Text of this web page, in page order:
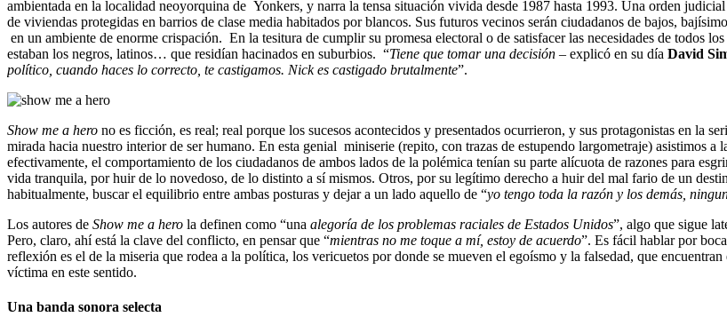
ambientada en la localidad neoyorquina de Yonkers, y narra la tensa situación vivida desde 1987 hasta 1993. Una orden
de viviendas protegidas en barrios de clase media habitados por blancos. Sus futuros vecinos serán ciudadanos de bajos,
en un ambiente de enorme crispación. En la tesitura de cumplir su promesa electoral o de satisfacer las necesidades de todos
estaban los negros, latinos… que residían hacinados en suburbios. “Tiene que tomar una decisión – explicó en su día David
político, cuando haces lo correcto, te castigamos. Nick es castigado brutalmente”.
Show me a hero no es ficción, es real; real porque los sucesos acontecidos y presentados ocurrieron, y sus protagonistas en la
mirada hacia nuestro interior de ser humano. En esta genial miniserie (repito, con trazas de estupendo largometraje) asistimos
efectivamente, el comportamiento de los ciudadanos de ambos lados de la polémica tenían su parte alícuota de razones para
vida tranquila, por huir de lo novedoso, de lo distinto a sí mismos. Otros, por su legítimo derecho a huir del mal fario de un
habitualmente, buscar el equilibrio entre ambas posturas y dejar a un lado aquello de “yo tengo toda la razón y los demás,
Los autores de Show me a hero la definen como “una alegoría de los problemas raciales de Estados Unidos”, algo que sigue
Pero, claro, ahí está la clave del conflicto, en pensar que “mientras no me toque a mí, estoy de acuerdo”. Es fácil hablar por
reflexión es el de la miseria que rodea a la política, los vericuetos por donde se mueven el egoísmo y la falsedad, que
víctima en este sentido.
Una banda sonora selecta